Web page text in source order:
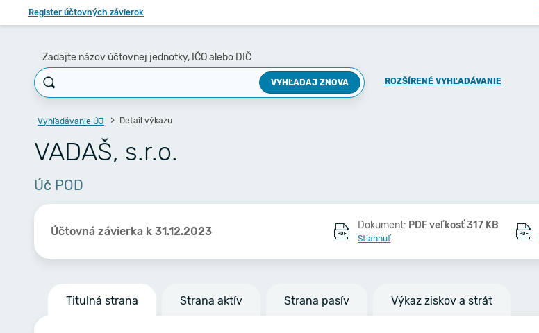
Register účtovných závierok
Zadajte názov účtovnej jednotky, IČO alebo DIČ
VYHĽADAJ ZNOVA ROZŠÍRENÉ VYHĽADÁVANIE
Vyhľadávanie ÚJ Detail výkazu
VADAŠ, s.r.o.
Úč POD
Účtovná závierka k 31.12.2023 Dokument: PDF veľkosť 317 KB
Stiahnuť
Titulná strana Strana aktív Strana pasív Výkaz ziskov a strát